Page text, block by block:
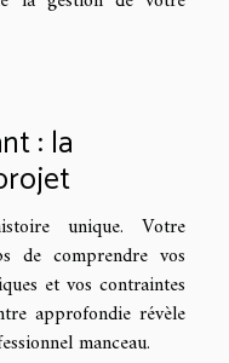
: la
unique. Votre
de comprendre vos
et vos contraintes
approfondie révèle
manceau.